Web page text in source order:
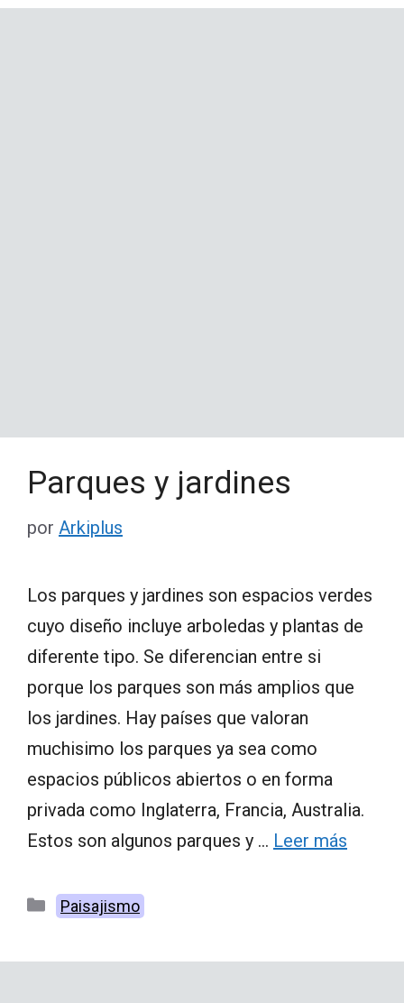
Parques y jardines
por Arkiplus
Los parques y jardines son espacios verdes
cuyo diseño incluye arboledas y plantas de
diferente tipo. Se diferencian entre si
porque los parques son más amplios que
los jardines. Hay países que valoran
muchisimo los parques ya sea como
espacios públicos abiertos o en forma
privada como Inglaterra, Francia, Australia.
Estos son algunos parques y … Leer más
Categorías
Paisajismo